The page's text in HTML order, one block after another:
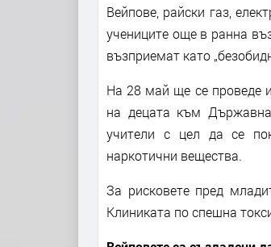
Вейпове, райски газ,
учениците още в ранна
възприемат като
На 28 май ще се проведе
на децата към
учители с цел да се
наркотични вещества.
За рисковете пред
Клиниката по спешна